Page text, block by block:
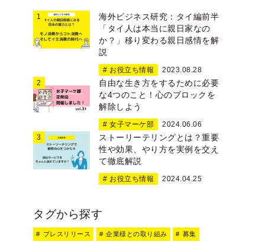
海外ビジネス研究：タイ編前半
「タイ人は本当に親日家なの
か？」移り変わる親日感情を解
説
# お役立ち情報 2023.08.28
自由な生き方をするために必要
な4つのこと！心のブロックを
解除しよう
# 女子マーケ部 2024.06.06
ストーリーテリングとは？重要
性や効果、やり方を実例を交え
て徹底解説
# お役立ち情報 2024.04.25
タグから探す
プレスリリース 企業様との取り組み 募集